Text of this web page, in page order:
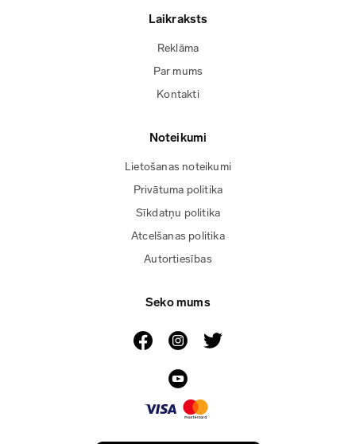
Laikraksts
Reklāma
Par mums
Kontakti
Noteikumi
Lietošanas noteikumi
Privātuma politika
Sīkdatņu politika
Atcelšanas politika
Autortiesības
Seko mums